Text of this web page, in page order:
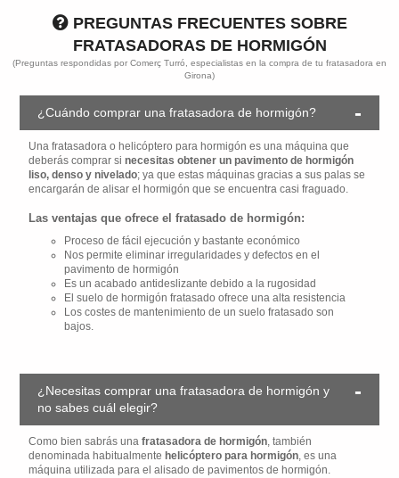
PREGUNTAS FRECUENTES SOBRE
FRATASADORAS DE HORMIGÓN
(Preguntas respondidas por Comerç Turró, especialistas en la compra de tu fratasadora en
Girona)
¿Cuándo comprar una fratasadora de hormigón?
Una fratasadora o helicóptero para hormigón es una máquina que
deberás comprar sinecesitas obtener un pavimento de hormigón
liso, denso y nivelado; ya que estas máquinas gracias a sus palas se
encargarán de alisar el hormigón que se encuentra casi fraguado.
Las ventajas que ofrece el fratasado de hormigón:
Proceso de fácil ejecución y bastante económico
Nos permite eliminar irregularidades y defectos en el
pavimento de hormigón
Es un acabado antideslizante debido a la rugosidad
El suelo de hormigón fratasado ofrece una alta resistencia
Los costes de mantenimiento de un suelo fratasado son
bajos.
¿Necesitas comprar una fratasadora de hormigón y
no sabes cuál elegir?
Como bien sabrás unafratasadora de hormigón, también
denominada habitualmente helicóptero para hormigón, es una
máquina utilizada para el alisado de pavimentos de hormigón.